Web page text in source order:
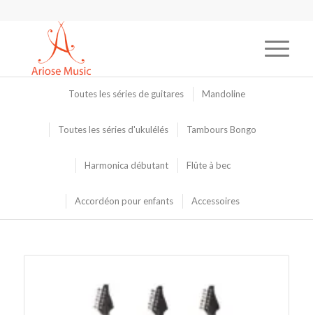
Toutes les séries de guitares Mandoline
Toutes les séries d'ukulélés Tambours Bongo
Harmonica débutant Flûte à bec
Accordéon pour enfants Accessoires